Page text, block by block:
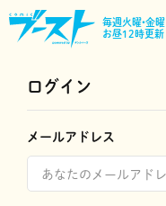
毎週火曜•金曜
お昼12時更新
ログイン
メールアドレス